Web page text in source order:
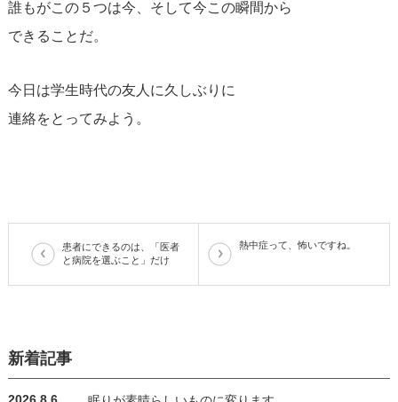
誰もがこの５つは今、そして今この瞬間から
できることだ。
今日は学生時代の友人に久しぶりに
連絡をとってみよう。
患者にできるのは、「医者
と病院を選ぶこと」だけ
熱中症って、怖いですね。
新着記事